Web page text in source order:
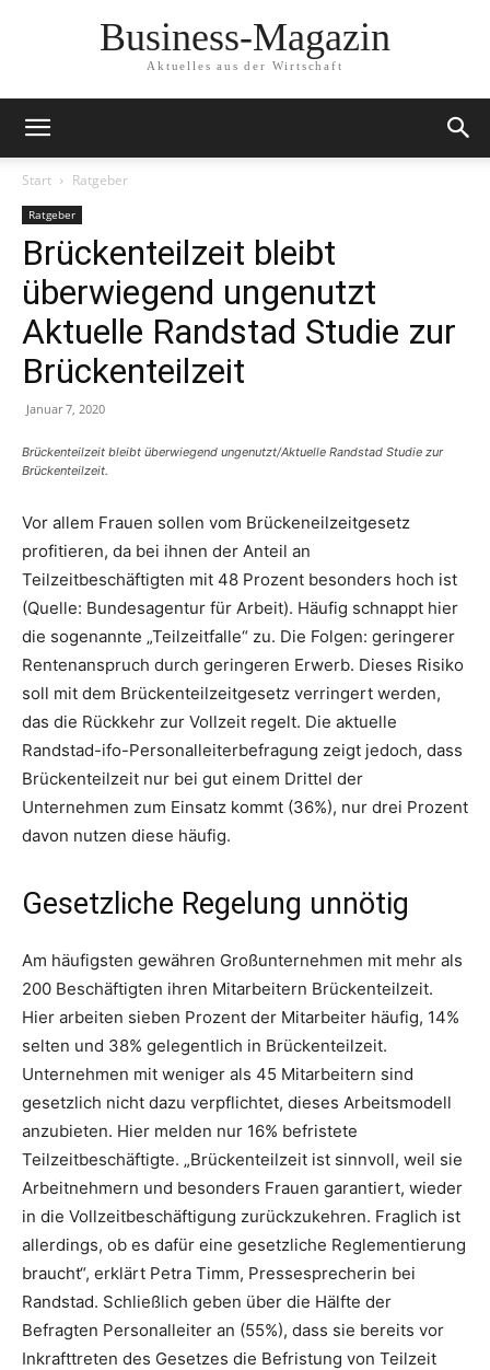
Business-Magazin
Aktuelles aus der Wirtschaft
Start Ratgeber
Ratgeber
Brückenteilzeit bleibt
überwiegend ungenutzt
Aktuelle Randstad Studie zur
Brückenteilzeit
Januar 7, 2020
Brückenteilzeit bleibt überwiegend ungenutzt/Aktuelle Randstad Studie zur
Brückenteilzeit.
Vor allem Frauen sollen vom Brückeneilzeitgesetz
profitieren, da bei ihnen der Anteil an
Teilzeitbeschäftigten mit 48 Prozent besonders hoch ist
(Quelle: Bundesagentur für Arbeit). Häufig schnappt hier
die sogenannte „Teilzeitfalle“ zu. Die Folgen: geringerer
Rentenanspruch durch geringeren Erwerb. Dieses Risiko
soll mit dem Brückenteilzeitgesetz verringert werden,
das die Rückkehr zur Vollzeit regelt. Die aktuelle
Randstad-ifo-Personalleiterbefragung zeigt jedoch, dass
Brückenteilzeit nur bei gut einem Drittel der
Unternehmen zum Einsatz kommt (36%), nur drei Prozent
davon nutzen diese häufig.
Gesetzliche Regelung unnötig
Am häufigsten gewähren Großunternehmen mit mehr als
200 Beschäftigten ihren Mitarbeitern Brückenteilzeit.
Hier arbeiten sieben Prozent der Mitarbeiter häufig, 14%
selten und 38% gelegentlich in Brückenteilzeit.
Unternehmen mit weniger als 45 Mitarbeitern sind
gesetzlich nicht dazu verpflichtet, dieses Arbeitsmodell
anzubieten. Hier melden nur 16% befristete
Teilzeitbeschäftigte. „Brückenteilzeit ist sinnvoll, weil sie
Arbeitnehmern und besonders Frauen garantiert, wieder
in die Vollzeitbeschäftigung zurückzukehren. Fraglich ist
allerdings, ob es dafür eine gesetzliche Reglementierung
braucht“, erklärt Petra Timm, Pressesprecherin bei
Randstad. Schließlich geben über die Hälfte der
Befragten Personalleiter an (55%), dass sie bereits vor
Inkrafttreten des Gesetzes die Befristung von Teilzeit